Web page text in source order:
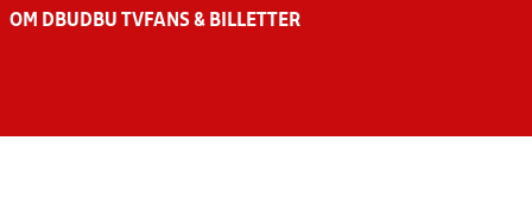
OM DBU DBU TV FANS & BILLETTER